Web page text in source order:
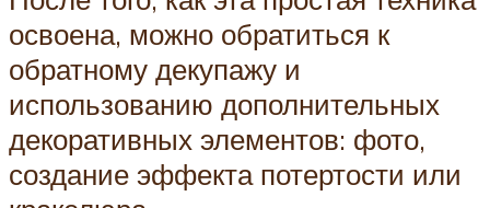
освоена, можно обратиться к
обратному декупажу и
использованию дополнительных
декоративных элементов: фото,
создание эффекта потертости или